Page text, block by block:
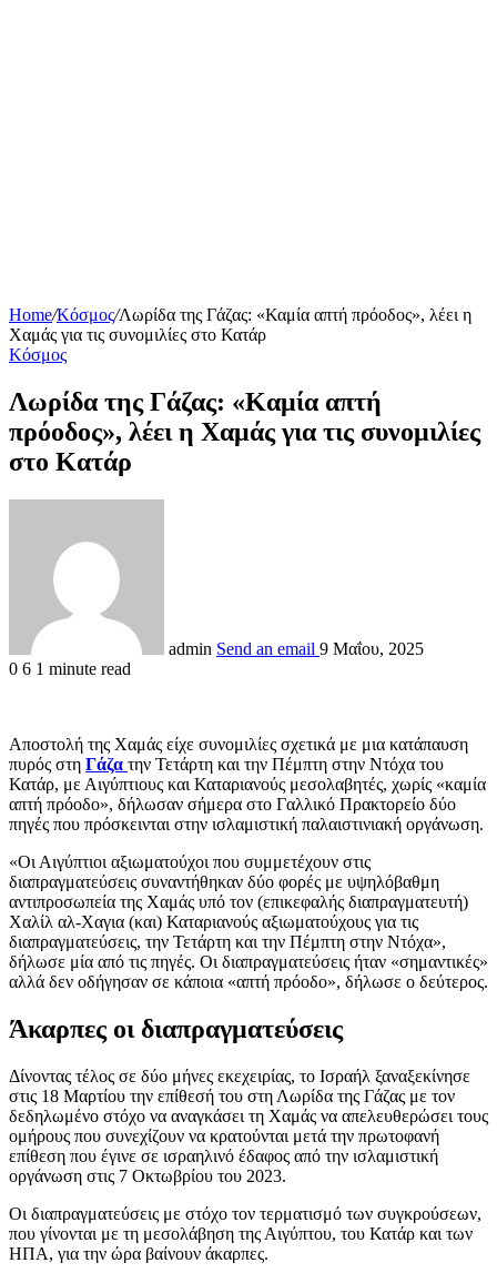
Home/Κόσμος/Λωρίδα της Γάζας: «Καμία απτή πρόοδος», λέει η
Χαμάς για τις συνομιλίες στο Κατάρ
Κόσμος
Λωρίδα της Γάζας: «Καμία απτή
πρόοδος», λέει η Χαμάς για τις συνομιλίες
στο Κατάρ
admin Send an email 9 Μαΐου, 2025
0 6 1 minute read
Αποστολή της Χαμάς είχε συνομιλίες σχετικά με μια κατάπαυση
πυρός στη Γάζα την Τετάρτη και την Πέμπτη στην Ντόχα του
Κατάρ, με Αιγύπτιους και Καταριανούς μεσολαβητές, χωρίς «καμία
απτή πρόοδο», δήλωσαν σήμερα στο Γαλλικό Πρακτορείο δύο
πηγές που πρόσκεινται στην ισλαμιστική παλαιστινιακή οργάνωση.
«Οι Αιγύπτιοι αξιωματούχοι που συμμετέχουν στις
διαπραγματεύσεις συναντήθηκαν δύο φορές με υψηλόβαθμη
αντιπροσωπεία της Χαμάς υπό τον (επικεφαλής διαπραγματευτή)
Χαλίλ αλ-Χαγια (και) Καταριανούς αξιωματούχους για τις
διαπραγματεύσεις, την Τετάρτη και την Πέμπτη στην Ντόχα»,
δήλωσε μία από τις πηγές. Οι διαπραγματεύσεις ήταν «σημαντικές»
αλλά δεν οδήγησαν σε κάποια «απτή πρόοδο», δήλωσε ο δεύτερος.
Άκαρπες οι διαπραγματεύσεις
Δίνοντας τέλος σε δύο μήνες εκεχειρίας, το Ισραήλ ξαναξεκίνησε
στις 18 Μαρτίου την επίθεσή του στη Λωρίδα της Γάζας με τον
δεδηλωμένο στόχο να αναγκάσει τη Χαμάς να απελευθερώσει τους
ομήρους που συνεχίζουν να κρατούνται μετά την πρωτοφανή
επίθεση που έγινε σε ισραηλινό έδαφος από την ισλαμιστική
οργάνωση στις 7 Οκτωβρίου του 2023.
Οι διαπραγματεύσεις με στόχο τον τερματισμό των συγκρούσεων,
που γίνονται με τη μεσολάβηση της Αιγύπτου, του Κατάρ και των
ΗΠΑ, για την ώρα βαίνουν άκαρπες.